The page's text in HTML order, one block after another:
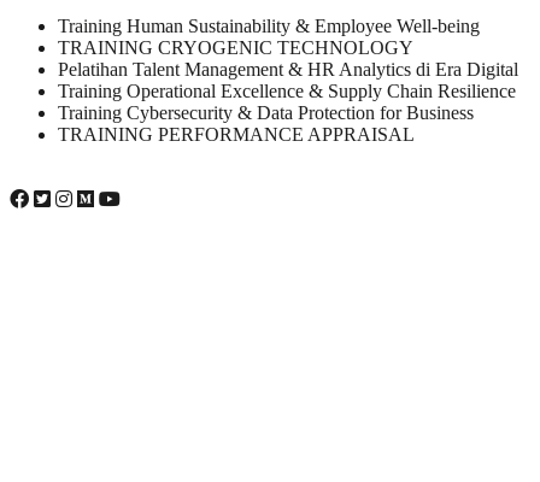
Training Human Sustainability & Employee Well-being
TRAINING CRYOGENIC TECHNOLOGY
Pelatihan Talent Management & HR Analytics di Era Digital
Training Operational Excellence & Supply Chain Resilience
Training Cybersecurity & Data Protection for Business
TRAINING PERFORMANCE APPRAISAL